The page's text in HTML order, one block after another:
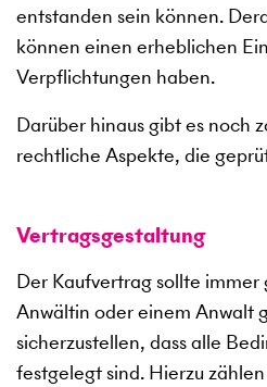
entstanden sein können.
können einen erheblichen
Verpflichtungen haben.
Darüber hinaus gibt es noch
rechtliche Aspekte, die
Vertragsgestaltung
Der Kaufvertrag sollte
Anwältin oder einem Anwalt
sicherzustellen, dass alle
festgelegt sind. Hierzu